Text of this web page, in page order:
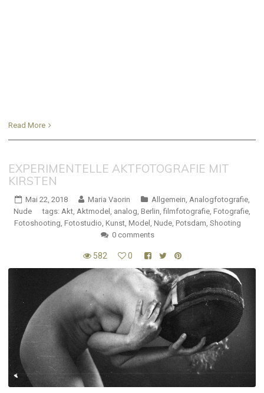
Read More
EXPERIMENTELLE AKTFOTOGRAFIE MIT
KIRSTEN
Mai 22, 2018 Maria Vaorin Allgemein, Analogfotografie,
Nude
tags: Akt, Aktmodel , analog, Berlin,filmfotografie, Fotografie,
Fotoshooting, Fotostudio, Kunst, Model , Nude, Potsdam, Shooting
0 comments
582 0